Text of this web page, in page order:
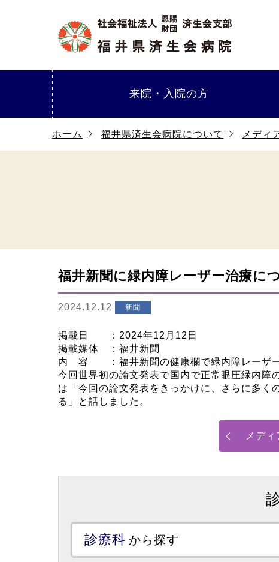
来院・ 入院の方
ホーム 福井県済生会病院について メディ
福井新聞に緑内障レーザー治療に
2024.12.12 新聞
掲載日 ：2024年12月12日
掲載媒体 ：福井新聞
内 容 ：福井新聞の健康欄で緑内障レーザー
今回世界初の論文発表で国内で正常眼圧緑内障
は「今回の論文発表をきっかけに、さらに多く
る」と話しました。
メデ
診療科 から探す